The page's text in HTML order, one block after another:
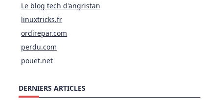
Le blog tech d'angristan
linuxtricks.fr
ordirepar.com
perdu.com
pouet.net
DERNIERS ARTICLES